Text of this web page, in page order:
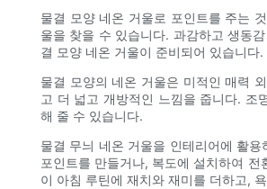
물결 모양 네온 거울로 포인트를 주는
울을 찾을 수 있습니다. 과감하고 생동
결 모양 네온 거울이 준비되어 있습니다.
물결 모양의 네온 거울은 미적인 매력
고 더 넓고 개방적인 느낌을 줍니다. 조
해 줄 수 있습니다.
물결 무늬 네온 거울을 인테리어에 활
포인트를 만들거나, 복도에 설치하여
이 아침 루틴에 재치와 재미를 더하고,